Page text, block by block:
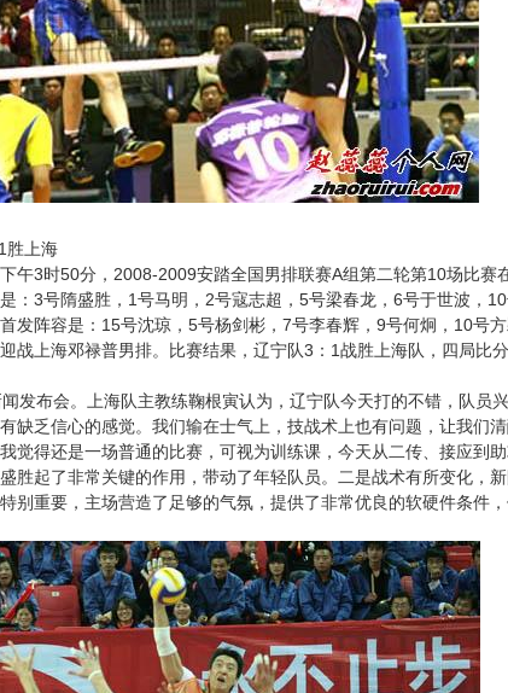
上海
3时50分，2008-2009安踏全国男排联赛A组第二轮第10场比赛
：3号隋盛胜，1号马明，2号寇志超，5号梁春龙，6号于世波，
首发阵容是：15号沈琼，5号杨剑彬，7号李春辉，9号何炯，10号
战上海邓禄普男排。比赛结果，辽宁队3：1战胜上海队，四局比
发布会。上海队主教练鞠根寅认为，辽宁队今天打的不错，队员
缺乏信心的感觉。我们输在士气上，技战术上也有问题，让我们
觉得还是一场普通的比赛，可视为训练课，今天从二传、接应到
胜起了非常关键的作用，带动了年轻队员。二是战术有所变化，
别重要，主场营造了足够的气氛，提供了非常优良的软硬件条件